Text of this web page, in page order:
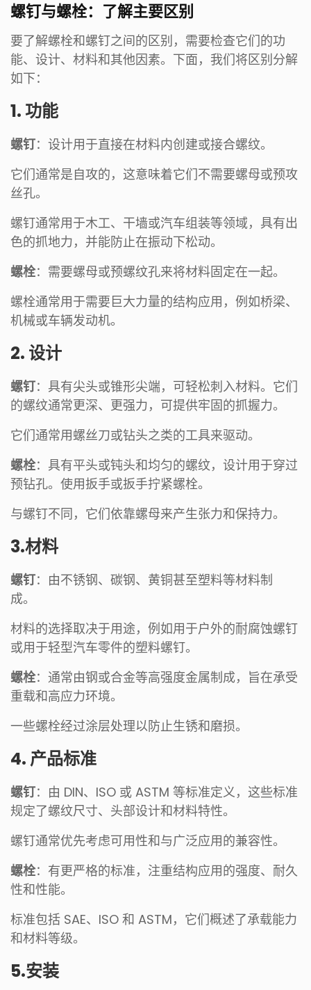
螺钉与螺栓：了解主要区别
要了解螺栓和螺钉之间的区别，需要检查它们的功
能、设计、材料和其他因素。下面，我们将区别分解
如下：
1. 功能
螺钉：设计用于直接在材料内创建或接合螺纹。
它们通常是自攻的，这意味着它们不需要螺母或预攻
丝孔。
螺钉通常用于木工、干墙或汽车组装等领域，具有出
色的抓地力，并能防止在振动下松动。
螺栓：需要螺母或预螺纹孔来将材料固定在一起。
螺栓通常用于需要巨大力量的结构应用，例如桥梁、
机械或车辆发动机。
2. 设计
螺钉：具有尖头或锥形尖端，可轻松刺入材料。它们
的螺纹通常更深、更强力，可提供牢固的抓握力。
它们通常用螺丝刀或钻头之类的工具来驱动。
螺栓：具有平头或钝头和均匀的螺纹，设计用于穿过
预钻孔。使用扳手或扳手拧紧螺栓。
与螺钉不同，它们依靠螺母来产生张力和保持力。
3.材料
螺钉：由不锈钢、碳钢、黄铜甚至塑料等材料制
成。
材料的选择取决于用途，例如用于户外的耐腐蚀螺钉
或用于轻型汽车零件的塑料螺钉。
螺栓：通常由钢或合金等高强度金属制成，旨在承受
重载和高应力环境。
一些螺栓经过涂层处理以防止生锈和磨损。
4. 产品标准
螺钉：由 DIN、ISO 或 ASTM 等标准定义，这些标准
规定了螺纹尺寸、头部设计和材料特性。
螺钉通常优先考虑可用性和与广泛应用的兼容性。
螺栓：有更严格的标准，注重结构应用的强度、耐久
性和性能。
标准包括 SAE、ISO 和 ASTM，它们概述了承载能力
和材料等级。
5.安装